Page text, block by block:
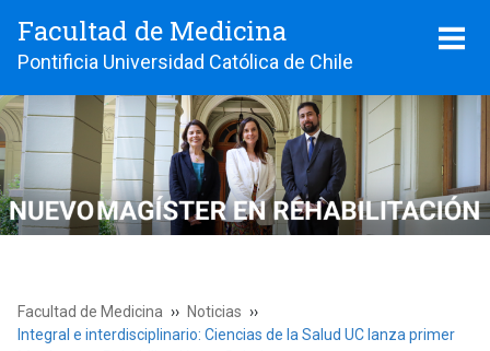
Facultad de Medicina
Pontificia Universidad Católica de Chile
Facultad de Medicina
Noticias
Integral e interdisciplinario: Ciencias de la Salud UC lanza primer